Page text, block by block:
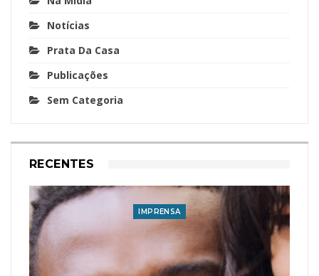
Notícias
Prata Da Casa
Publicações
Sem Categoria
RECENTES
IMPRENSA